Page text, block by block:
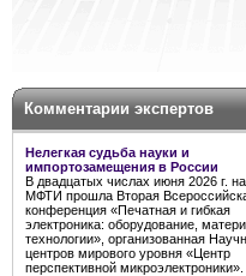
Комментарии экспертов
Нелегкая судьба науки и
импортозамещения в России
В двадцатых числах июня 2026 г.
МФТИ прошла Вторая
конференция «Печатная и гибкая
электроника: оборудование,
технологии», организованная
центров мирового уровня «Центр
перспективной микроэлектроники».